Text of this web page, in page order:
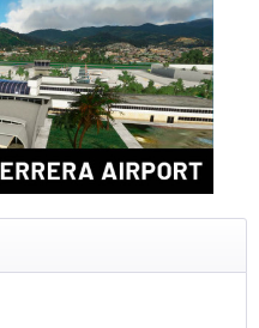
Sierrasim Simulation - SKMD
Herrera...